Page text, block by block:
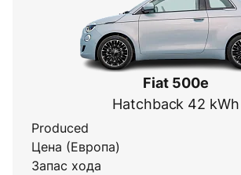
Fiat 500e
Hatchback 42 kWh
Produced
Цена (Европа)
Запас хода